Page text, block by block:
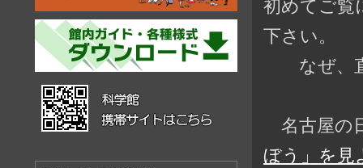
初めてご覧
下さい。
なぜ、直
名古屋の
ぼう」を見